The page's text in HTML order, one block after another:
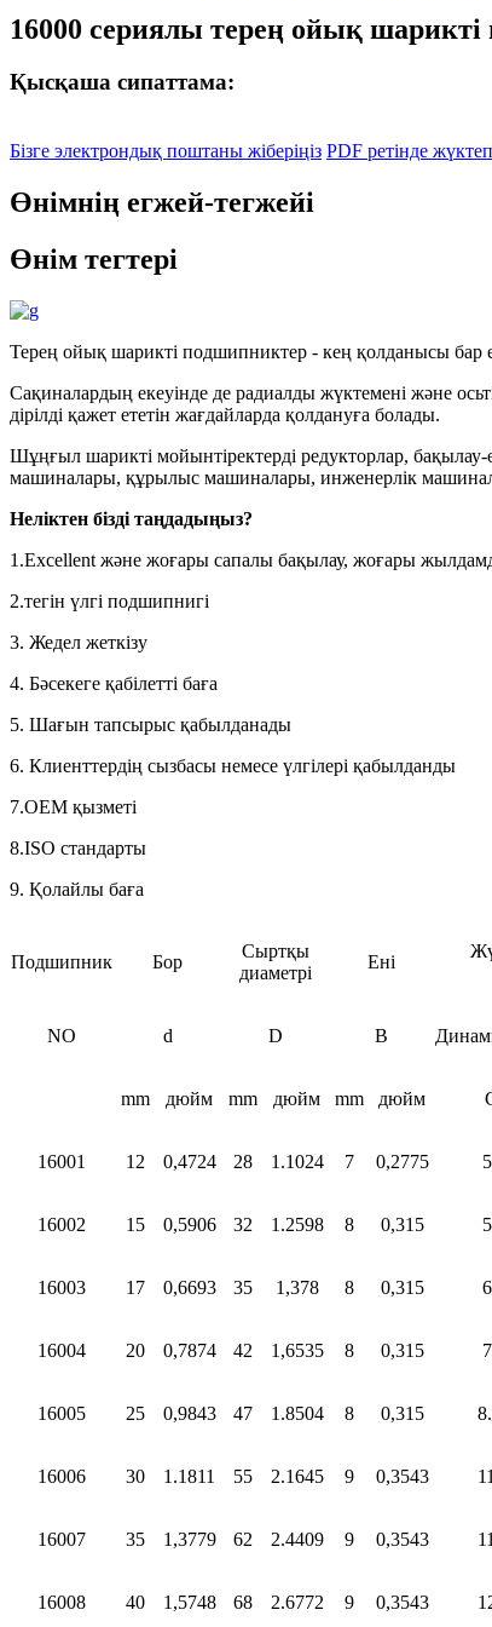
16000 сериялы терең ойық
Қысқаша сипаттама:
Бізге электрондық поштаны жіберіңіз PDF ретінде
Өнімнің егжей-тегжейі
Өнім тегтері
Терең ойық шарикті подшипниктер - кең қолданысы бар
Сақиналардың екеуінде де радиалды жүктемені және
дірілді қажет ететін жағдайларда қолдануға болады.
Шұңғыл шарикті мойынтіректерді редукторлар,
машиналары, құрылыс машиналары, инженерлік
Неліктен бізді таңдадыңыз?
1.Excellent және жоғары сапалы бақылау, жоғары
2.тегін үлгі подшипнигі
3. Жедел жеткізу
4. Бәсекеге қабілетті баға
5. Шағын тапсырыс қабылданады
6. Клиенттердің сызбасы немесе үлгілері қабылданды
7.OEM қызметі
8.ISO стандарты
9. Қолайлы баға
Подшипник Бор
Сыртқы
диаметрі
Ені
NO d D B
mm дюйм mm дюйм mm дюйм
16001 12 0,4724 28 1.1024 7 0,2775
16002 15 0,5906 32 1.2598 8 0,315
16003 17 0,6693 35 1,378 8 0,315
16004 20 0,7874 42 1,6535 8 0,315
16005 25 0,9843 47 1.8504 8 0,315
16006 30 1.1811 55 2.1645 9 0,3543
16007 35 1,3779 62 2.4409 9 0,3543
16008 40 1,5748 68 2.6772 9 0,3543